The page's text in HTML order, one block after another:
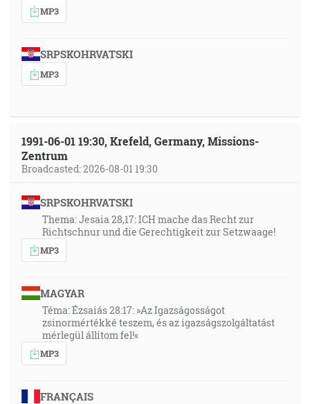
MP3
SRPSKOHRVATSKI
MP3
1991-06-01 19:30, Krefeld, Germany, Missions-
Zentrum
Broadcasted: 2026-08-01 19:30
SRPSKOHRVATSKI
Thema: Jesaia 28,17: ICH mache das Recht zur
Richtschnur und die Gerechtigkeit zur Setzwaage!
MP3
MAGYAR
Téma: Ézsaiás 28:17: »Az Igazságosságot
zsinormértékké teszem, és az igazságszolgáltatást
mérlegül állítom fel!«
MP3
FRANÇAIS